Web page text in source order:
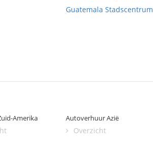
Guatemala Stadscentrum
Amerika Autoverhuur Azië
Overzicht